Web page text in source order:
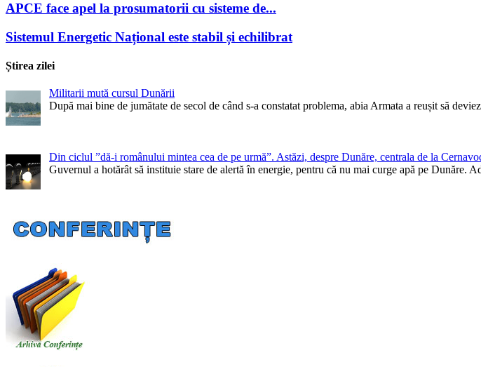
APCE face apel la prosumatorii cu sisteme de...
Sistemul Energetic Național este stabil și echilibrat
Știrea zilei
Militarii mută cursul Dunării
După mai bine de jumătate de secol de când s-a constatat problema, abia Armata a reușit să
Din ciclul ”dă-i românului mintea cea de pe urmă”. Astăzi, despre Dunăre, centrala de la
Guvernul a hotărât să instituie stare de alertă în energie, pentru că nu mai curge apă pe Dunăre.